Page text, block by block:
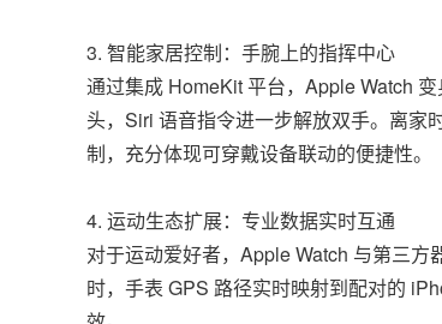
3. 智能家居控制：手腕上的指挥中心
通过集成 HomeKit 平台，Apple Watch
头，Siri 语音指令进一步解放双手。离家
制，充分体现可穿戴设备联动的便捷性。
4. 运动生态扩展：专业数据实时互通
对于运动爱好者，Apple Watch 与第三
时，手表 GPS 路径实时映射到配对的